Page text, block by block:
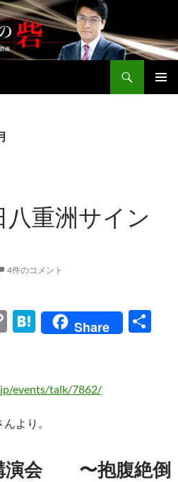
八重洲サイン
4件のコメント
C
y
Li
n
k
H
n
Share
events/talk/7862/
より。
演会 〜抱腹絶倒